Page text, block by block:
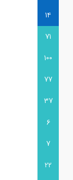
14
71
100
77
37
6
7
22